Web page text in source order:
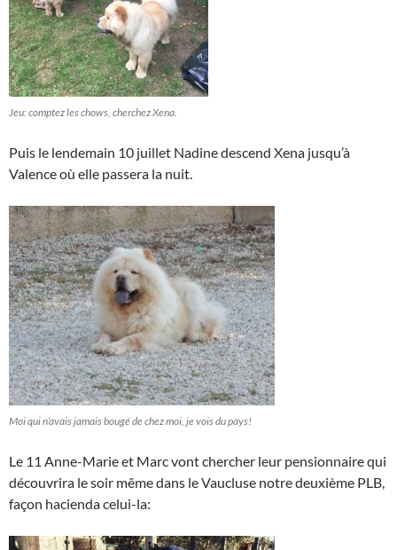
Jeu: comptez les chows, cherchez Xena.
Puis le lendemain 10 juillet Nadine descend Xena jusqu’à
Valence où elle passera la nuit.
Moi qui n’avais jamais bougé de chez moi, je vois du pays!
Le 11 Anne-Marie et Marc vont chercher leur pensionnaire qui
découvrira le soir même dans le Vaucluse notre deuxième PLB,
façon hacienda celui-la: